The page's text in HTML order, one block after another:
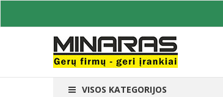
VISOS KATEGORIJOS